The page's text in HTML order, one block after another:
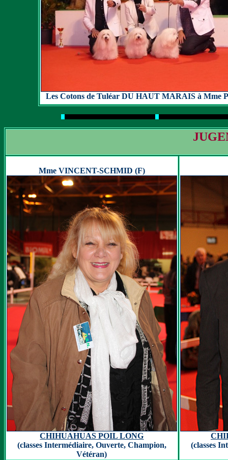
Les Cotons de Tuléar DU HAUT MARAIS à Mme
Mme VINCENT-SCHMID (F)
CHIHUAHUAS POIL LONG
(classes Intermédiaire, Ouverte, Champion,
Vétéran)
(classes